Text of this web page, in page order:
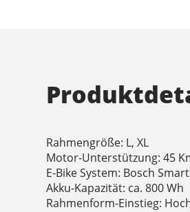
Rahmengröße: L, XL
Motor-Unterstützung: 45
E-Bike System: Bosch
Akku-Kapazität: ca. 800 Wh
Rahmenform-Einstieg: